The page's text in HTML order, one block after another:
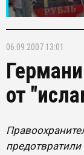
06.09.2007 13:01
от